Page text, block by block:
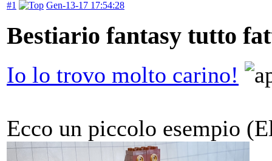
#1 Gen-13-17 17:54:28
Bestiario fantasy tutto
Io lo trovo molto carino!
Ecco un piccolo esempio